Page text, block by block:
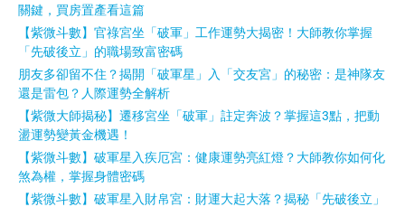
關鍵，買房置產看這篇
【紫微斗數】官祿宮坐「破軍」工作運勢大揭密！大師教你掌握
「先破後立」的職場致富密碼
朋友多卻留不住？揭開「破軍星」入「交友宮」的秘密：是神隊友
還是雷包？人際運勢全解析
【紫微大師揭秘】遷移宮坐「破軍」註定奔波？掌握這3點，把動
盪運勢變黃金機遇！
【紫微斗數】破軍星入疾厄宮：健康運勢亮紅燈？大師教你如何化
煞為權，掌握身體密碼
【紫微斗數】破軍星入財帛宮：財運大起大落？揭秘「先破後立」